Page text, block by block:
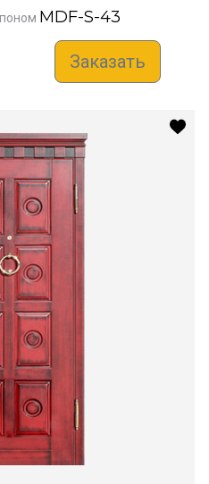
MDF-S-43
Заказать